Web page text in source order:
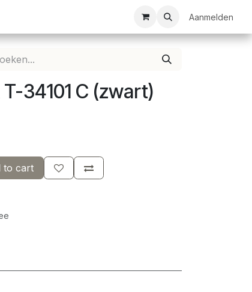
Bedrukkingen Clubkledij
Aanmelden
34101 C (zwart)
to cart